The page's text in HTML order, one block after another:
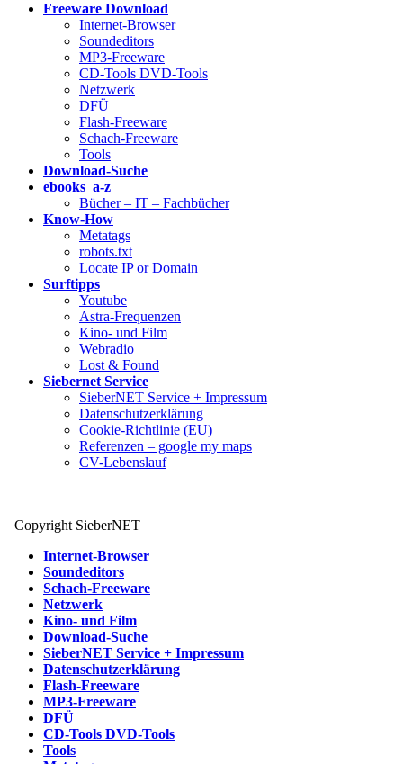
Freeware Download
Internet-Browser
Soundeditors
MP3-Freeware
CD-Tools DVD-Tools
Netzwerk
DFÜ
Flash-Freeware
Schach-Freeware
Tools
Download-Suche
ebooks a-z
Bücher – IT – Fachbücher
Know-How
Metatags
robots.txt
Locate IP or Domain
Surftipps
Youtube
Astra-Frequenzen
Kino- und Film
Webradio
Lost & Found
Siebernet Service
SieberNET Service + Impressum
Datenschutzerklärung
Cookie-Richtlinie (EU)
Referenzen – google my maps
CV-Lebenslauf
Copyright SieberNET
Internet-Browser
Soundeditors
Schach-Freeware
Netzwerk
Kino- und Film
Download-Suche
SieberNET Service + Impressum
Datenschutzerklärung
Flash-Freeware
MP3-Freeware
DFÜ
CD-Tools DVD-Tools
Tools